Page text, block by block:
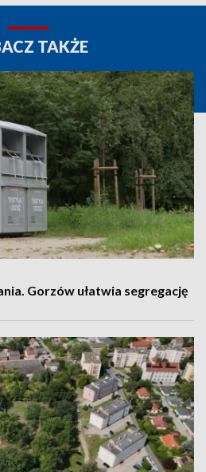
TAKŻE
Gorzów ułatwia segregację